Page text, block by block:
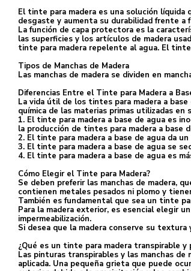
El tinte para madera es una solución
desgaste y aumenta su durabilidad frente a
La función de capa protectora es la
las superficies y los artículos de madera
tinte para madera repelente al agua. El
Tipos de Manchas de Madera
Las manchas de madera se dividen en
Diferencias Entre el Tinte para Madera a
La vida útil de los tintes para madera a
química de las materias primas utilizadas en
1. El tinte para madera a base de agua es
la producción de tintes para madera a base
2. El tinte para madera a base de agua da
3. El tinte para madera a base de agua se
4. El tinte para madera a base de agua es
Cómo Elegir el Tinte para Madera?
Se deben preferir las manchas de madera,
contienen metales pesados ni plomo y
También es fundamental que sea un tinte
Para la madera exterior, es esencial elegir
impermeabilización.
Si desea que la madera conserve su
¿Qué es un tinte para madera transpirable
Las pinturas transpirables y las manchas de
aplicada. Una pequeña grieta que puede